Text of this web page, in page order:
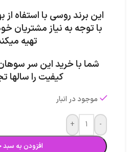
این برند روسی با استفاه
با توجه به نیاز مشتریان
تهیه
شما با خرید این سر
کیفیت را سالها
موجود در انبار
-
+
افزودن به سبد